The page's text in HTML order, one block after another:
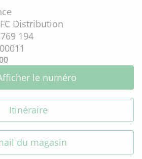
Distribution
194
le numéro
Itinéraire
du magasin